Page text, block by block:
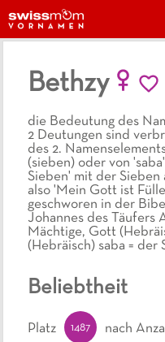
Bethzy
die Bedeutung des
2 Deutungen sind
des 2.
(sieben) oder von
Sieben' mit der Sieben
also 'Mein Gott ist
geschworen in der
Johannes des Täufers
Mächtige, Gott
(Hebräisch) saba = der
Beliebtheit
Platz 1487 nach